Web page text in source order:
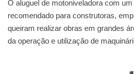
O aluguel de motoniveladora com
recomendado para construtoras,
queiram realizar obras em grandes
da operação e utilização de